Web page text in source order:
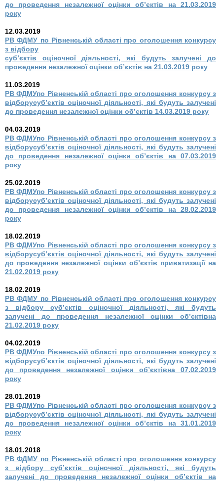
до проведення незалежної оцінки об’єктів на 21.03.2019
року
12.03.2019
РВ ФДМУ по Рівненській області про оголошення конкурсу
з відбору
суб’єктів оціночної діяльності, які будуть залучені до
проведення незалежної оцінки об’єктів на 21.03.2019 року
11.03.2019
РВ ФДМУпо Рівненській області про оголошення конкурсу з
відборусуб’єктів оціночної діяльності, які будуть залучені
до проведення незалежної оцінки об’єктів 14.03.2019 року
04.03.2019
РВ ФДМУпо Рівненській області про оголошення конкурсу з
відборусуб’єктів оціночної діяльності, які будуть залучені
до проведення незалежної оцінки об’єктів на 07.03.2019
року
25.02.2019
РВ ФДМУпо Рівненській області про оголошення конкурсу з
відборусуб’єктів оціночної діяльності, які будуть залучені
до проведення незалежної оцінки об’єктів на 28.02.2019
року
18.02.2019
РВ ФДМУпо Рівненській області про оголошення конкурсу з
відборусуб’єктів оціночної діяльності, які будуть залучені
до проведення незалежної оцінки об’єктів приватизації на
21.02.2019 року
18.02.2019
РВ ФДМУ по Рівненській області про оголошення конкурсу
з відбору суб’єктів оціночної діяльності, які будуть
залучені до проведення незалежної оцінки об’єктівна
21.02.2019 року
04.02.2019
РВ ФДМУпо Рівненській області про оголошення конкурсу з
відборусуб’єктів оціночної діяльності, які будуть залучені
до проведення незалежної оцінки об’єктівна 07.02.2019
року
28.01.2019
РВ ФДМУпо Рівненській області про оголошення конкурсу з
відборусуб’єктів оціночної діяльності, які будуть залучені
до проведення незалежної оцінки об’єктів на 31.01.2019
року
18.01.2018
РВ ФДМУ по Рівненській області про оголошення конкурсу
з відбору суб’єктів оціночної діяльності, які будуть
залучені до проведення незалежної оцінки об’єктів на